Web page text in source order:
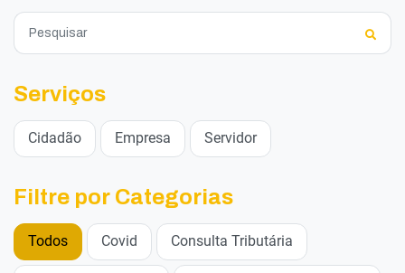
Serviços
Cidadão Empresa Servidor
Filtre por Categorias
Todos Covid Consulta Tributária